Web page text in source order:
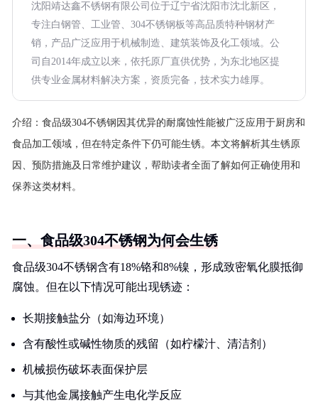
沈阳靖达鑫不锈钢有限公司位于辽宁省沈阳市沈北新区，
专注白钢管、工业管、304不锈钢板等高品质特种钢材产
销，产品广泛应用于机械制造、建筑装饰及化工领域。公
司自2014年成立以来，依托原厂直供优势，为东北地区提
供专业金属材料解决方案，资质完备，技术实力雄厚。
介绍： 食品级304不锈钢因其优异的耐腐蚀性能被广泛应用于厨房和
食品加工领域，但在特定条件下仍可能生锈。本文将解析其生锈原
因、预防措施及日常维护建议，帮助读者全面了解如何正确使用和
保养这类材料。
一、食品级304不锈钢为何会生锈
食品级304不锈钢含有18%铬和8%镍，形成致密氧化膜抵御
腐蚀。但在以下情况可能出现锈迹：
长期接触盐分（如海边环境）
含有酸性或碱性物质的残留（如柠檬汁、清洁剂）
机械损伤破坏表面保护层
与其他金属接触产生电化学反应